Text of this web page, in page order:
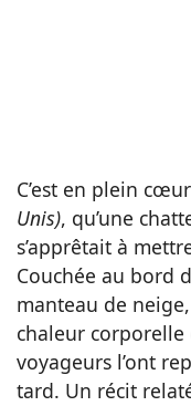
C’est en plein
Unis), qu’une
s’apprêtait à
Couchée au bord
manteau de
chaleur corporelle
voyageurs l’ont
tard. Un récit